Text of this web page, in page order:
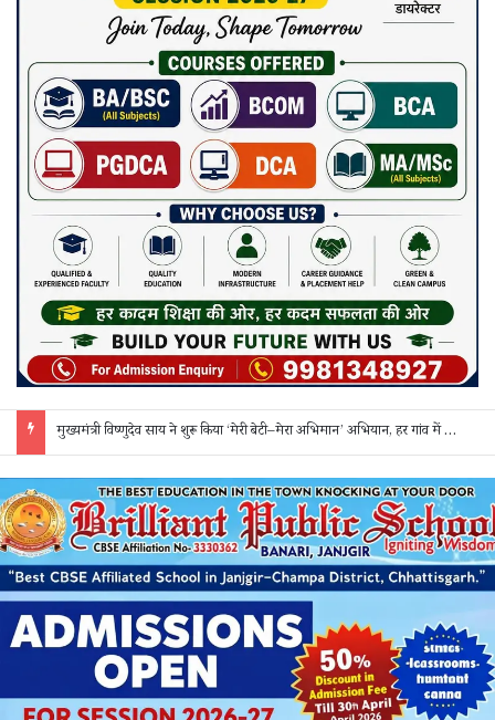
सक्ती: ₹90 लाख की ठगी का खुलासा, एक महिला समेत 3 आरोपी गिरफ्तार